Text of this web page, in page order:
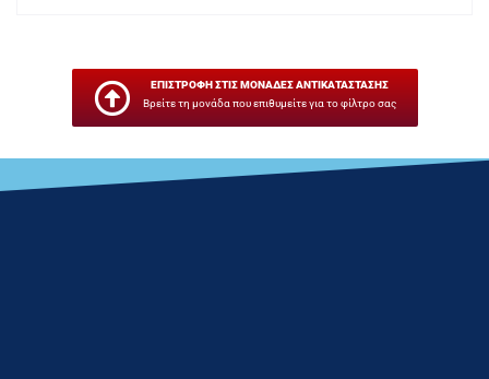
ΕΠΙΣΤΡΟΦΗ ΣΤΙΣ ΜΟΝΑΔΕΣ ΑΝΤΙΚΑΤΑΣΤΑΣΗΣ
Βρείτε τη μονάδα που επιθυμείτε για το φίλτρο σας